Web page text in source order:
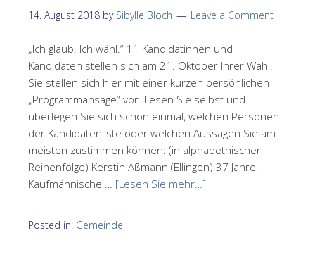
14. August 2018 by Sibylle Bloch Leave a Comment
„Ich glaub. Ich wähl.“ 11 Kandidatinnen und
Kandidaten stellen sich am 21. Oktober Ihrer Wahl.
Sie stellen sich hier mit einer kurzen persönlichen
„Programmansage“ vor. Lesen Sie selbst und
überlegen Sie sich schon einmal, welchen Personen
der Kandidatenliste oder welchen Aussagen Sie am
meisten zustimmen können: (in alphabethischer
Reihenfolge) Kerstin Aßmann (Ellingen) 37 Jahre,
Kaufmännische … [Lesen Sie mehr…]
Posted in: Gemeinde